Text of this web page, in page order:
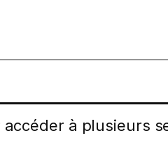
à plusieurs